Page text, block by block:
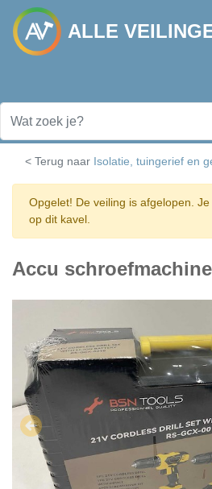
ALLE
< Terug naar Isolatie, tuingerief en
Opgelet! De veiling is afgelopen.
op dit kavel.
Accu